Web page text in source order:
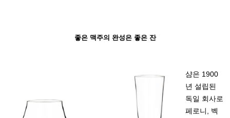
좋은 맥주의 완성은 좋은 잔
샴은 1900
년 설립된
독일 회사로
페로니, 벡